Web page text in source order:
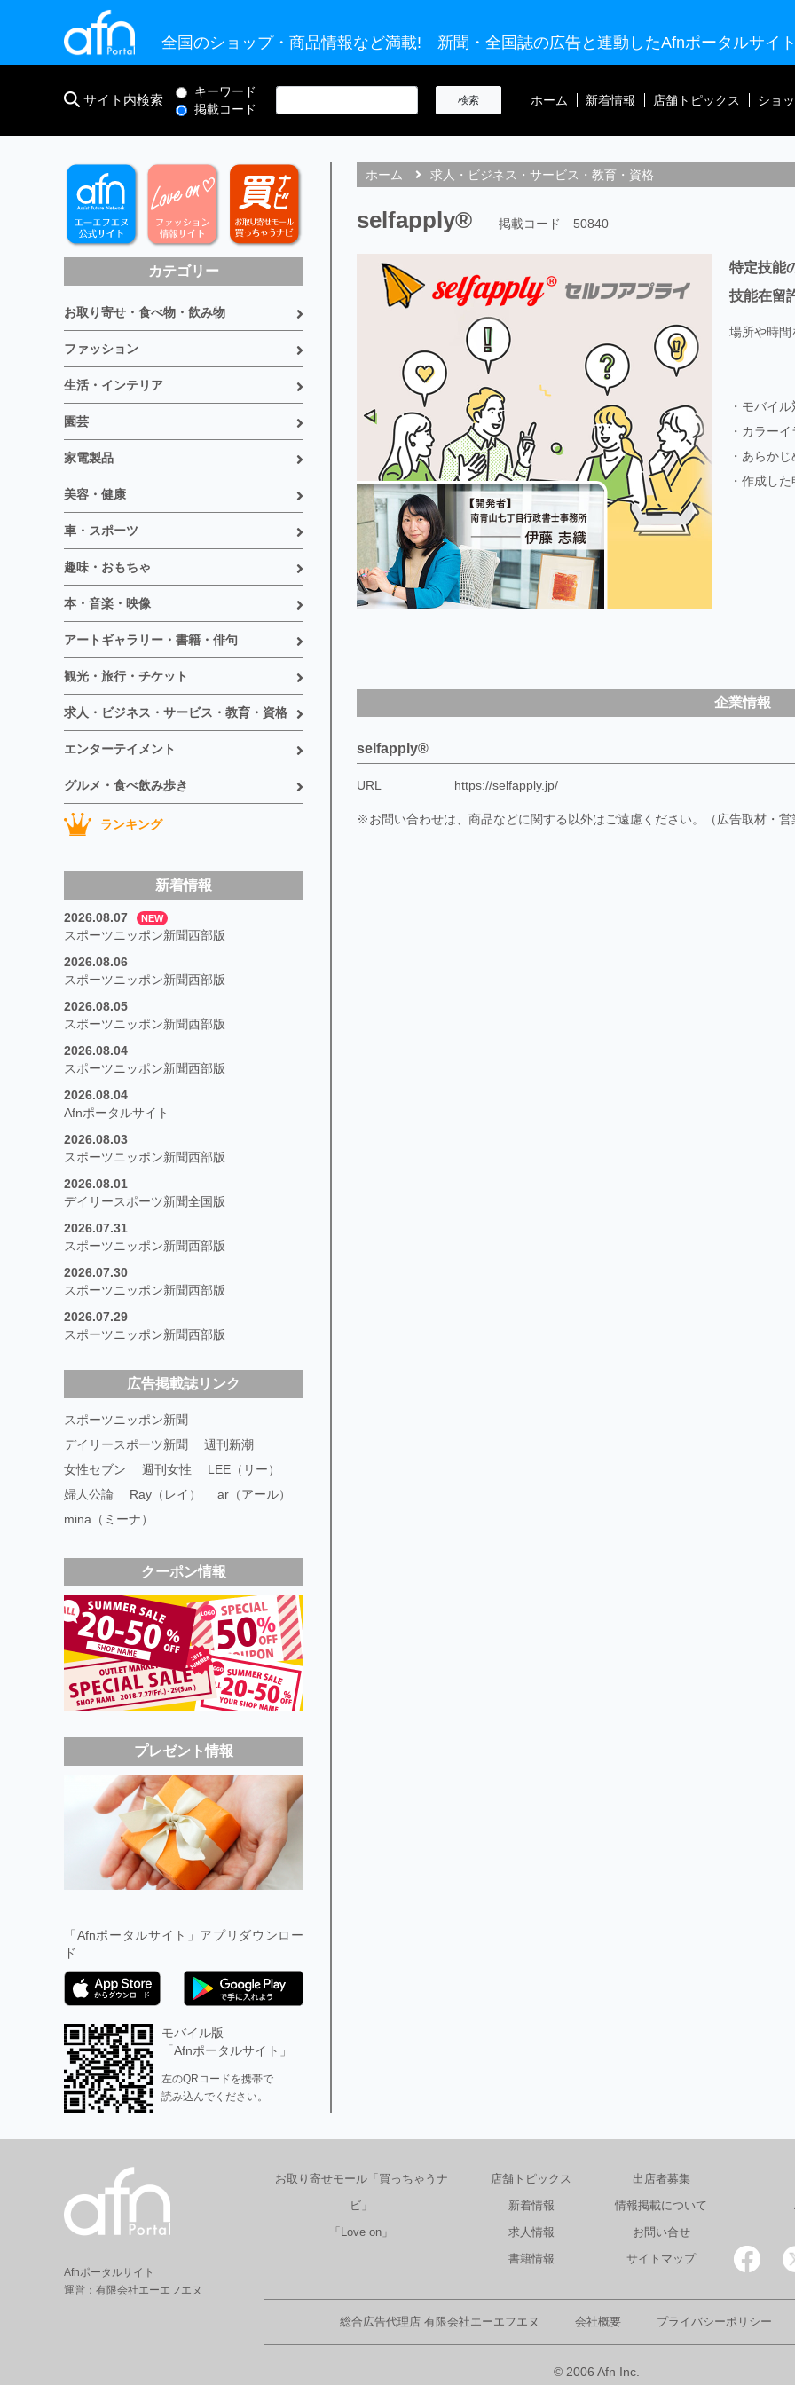
全国のショップ・商品情報など満載! 新聞・全国誌の広告と連動したAfnポータルサイ
サイト内検索
キーワード
掲載コード
ホーム 新着情報 店舗トピックス ショ
カテゴリー
お取り寄せ・食べ物・飲み物
ファッション
生活・インテリア
園芸
家電製品
美容・健康
車・スポーツ
趣味・おもちゃ
本・音楽・映像
アートギャラリー・書籍・俳句
観光・旅行・チケット
求人・ビジネス・サービス・教育・資格
エンターテイメント
グルメ・食べ飲み歩き
ランキング
新着情報
2026.08.07 NEW
スポーツニッポン新聞西部版
2026.08.06
スポーツニッポン新聞西部版
2026.08.05
スポーツニッポン新聞西部版
2026.08.04
スポーツニッポン新聞西部版
2026.08.04
Afnポータルサイト
2026.08.03
スポーツニッポン新聞西部版
2026.08.01
デイリースポーツ新聞全国版
2026.07.31
スポーツニッポン新聞西部版
2026.07.30
スポーツニッポン新聞西部版
2026.07.29
スポーツニッポン新聞西部版
広告掲載誌リンク
スポーツニッポン新聞
デイリースポーツ新聞
週刊新潮
女性セブン
週刊女性
LEE（リー）
婦人公論
Ray（レイ）
ar（アール）
mina（ミーナ）
クーポン情報
プレゼント情報
「Afnポータルサイト」アプリダウンロー
ド
モバイル版
「Afnポータルサイト」
左のQRコードを携帯で
読み込んでください。
ホーム 求人・ビジネス・サービス・教育・資格
selfapply® 掲載コード 50840
特定技能
技能在留
場所や時間
・モバイ
・カラー
・あらか
・作成し
企業情報
selfapply®
URL https://selfapply.jp/
※お問い合わせは、商品などに関する以外はご遠慮ください。（広告取材・営
Afnポータルサイト
運営：有限会社エーエフエヌ
お取り寄せモール「買っちゃうナ
ビ」
「Love on」
店舗トピックス
新着情報
求人情報
書籍情報
出店者募集
情報掲載について
お問い合せ
サイトマップ
総合広告代理店 有限会社エーエフエヌ 会社概要 プライバシーポリシー
© 2006 Afn Inc.